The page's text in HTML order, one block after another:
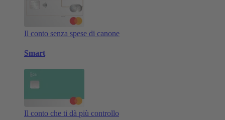
Il conto senza spese di canone
Smart
Il conto che ti dà più controllo